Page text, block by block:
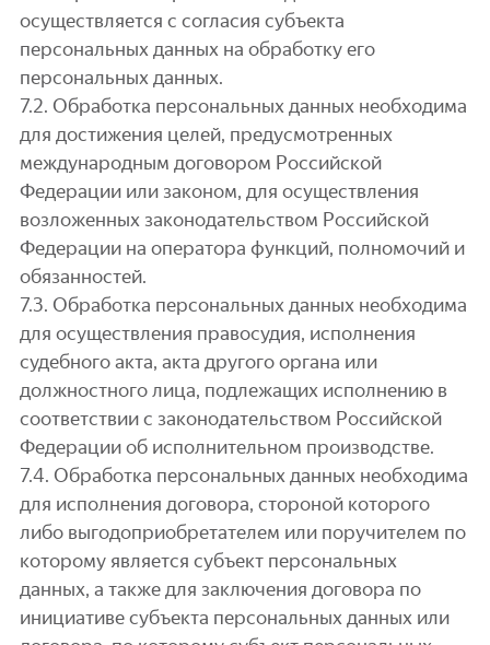
осуществляется с согласия субъекта
персональных данных на обработку его
персональных данных.
7.2. Обработка персональных данных необходима
для достижения целей, предусмотренных
международным договором Российской
Федерации или законом, для осуществления
возложенных законодательством Российской
Федерации на оператора функций, полномочий и
обязанностей.
7.3. Обработка персональных данных необходима
для осуществления правосудия, исполнения
судебного акта, акта другого органа или
должностного лица, подлежащих исполнению в
соответствии с законодательством Российской
Федерации об исполнительном производстве.
7.4. Обработка персональных данных необходима
для исполнения договора, стороной которого
либо выгодоприобретателем или поручителем по
которому является субъект персональных
данных, а также для заключения договора по
инициативе субъекта персональных данных или